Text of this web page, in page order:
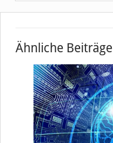
Ähnliche Beiträge